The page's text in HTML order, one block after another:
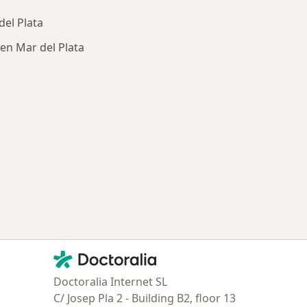
Plata
Mar del Plata
Contacto
Doctoralia - Página de inicio
Doctoralia Internet SL
C/ Josep Pla 2 - Building B2, floor 13